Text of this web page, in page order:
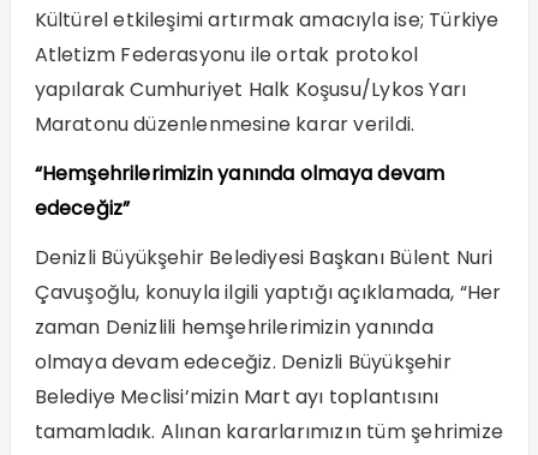
Kültürel etkileşimi artırmak amacıyla ise; Türkiye
Atletizm Federasyonu ile ortak protokol
yapılarak Cumhuriyet Halk Koşusu/Lykos Yarı
Maratonu düzenlenmesine karar verildi.
“Hemşehrilerimizin yanında olmaya devam
edeceğiz”
Denizli Büyükşehir Belediyesi Başkanı Bülent Nuri
Çavuşoğlu, konuyla ilgili yaptığı açıklamada, “Her
zaman Denizlili hemşehrilerimizin yanında
olmaya devam edeceğiz. Denizli Büyükşehir
Belediye Meclisi’mizin Mart ayı toplantısını
tamamladık. Alınan kararlarımızın tüm şehrimize